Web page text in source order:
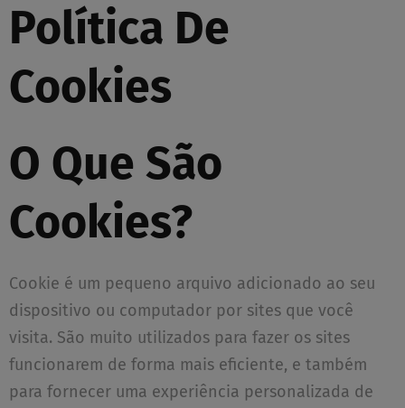
Política De
Cookies
O Que São
Cookies?
Cookie é um pequeno arquivo adicionado ao seu
dispositivo ou computador por sites que você
visita. São muito utilizados para fazer os sites
funcionarem de forma mais eficiente, e também
para fornecer uma experiência personalizada de